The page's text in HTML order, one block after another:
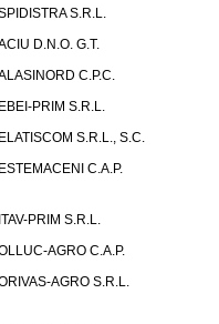
S.R.L.
D.N.O. G.T.
C.P.C.
PRIM S.R.L.
S.R.L., S.C.
C.A.P.
PRIM S.R.L.
AGRO C.A.P.
AGRO S.R.L.